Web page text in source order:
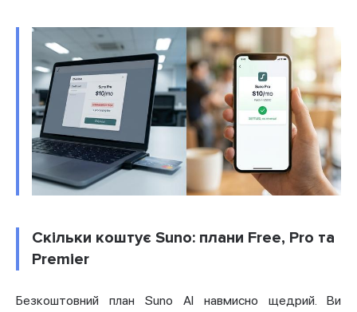
Скільки коштує Suno: плани Free, Pro та
Premier
Безкоштовний план Suno AI навмисно щедрий. Ви